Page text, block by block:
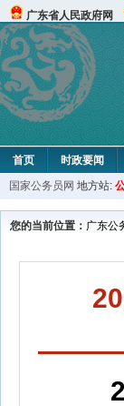
广东省人民政府网
首页 时政要闻
国家公务员网 地方站:
您的当前位置： 广东公